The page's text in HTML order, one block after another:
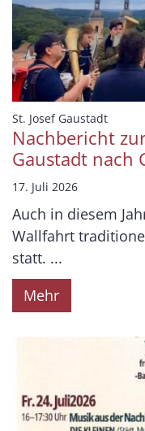
St. Josef Gaustadt:
Nachbericht
Gaustadt nach
17. Juli 2026
Auch in diesem
Wallfahrt
statt. ...
Mehr